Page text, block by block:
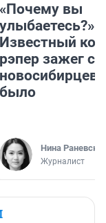
«Почему вы
улыбаетесь?»
Известный
рэпер зажег с
новосибирцев:
было
Нина
Журналист